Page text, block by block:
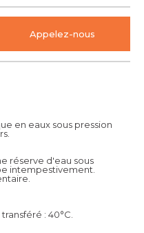
en eaux sous pression
réserve d'eau sous
intempestivement.
: 40°C.
Appelez-nous